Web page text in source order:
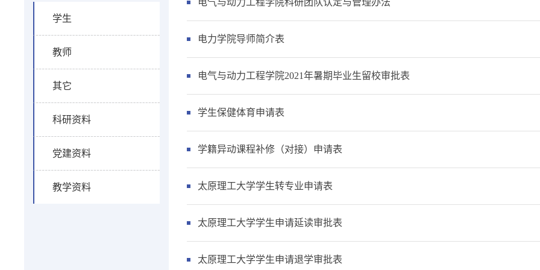
学生
教师
其它
科研资料
党建资料
教学资料
电气与动力工程学院科研团队认定与管理办法
电力学院导师简介表
电气与动力工程学院2021年暑期毕业生留校审批表
学生保健体育申请表
学籍异动课程补修（对接）申请表
太原理工大学学生转专业申请表
太原理工大学学生申请延读审批表
太原理工大学学生申请退学审批表